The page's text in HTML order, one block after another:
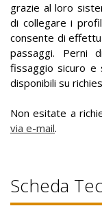
grazie al loro
di collegare i
consente di
passaggi. Perni
fissaggio sicuro e
disponibili su
Non esitate a
via e-mail.
Scheda